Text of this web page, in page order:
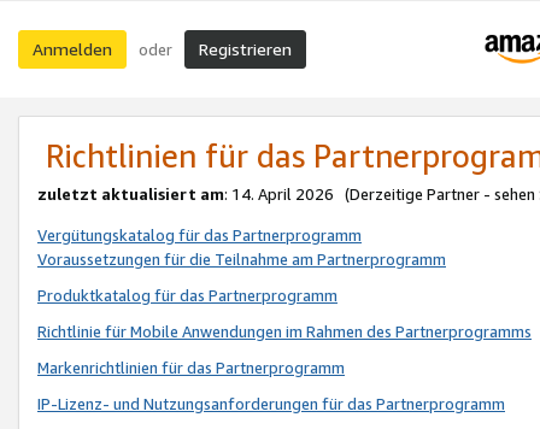
Anmelden oder Registrieren
Richtlinien für das
zuletzt aktualisiert am: 14. April 2026 (Derzeitige Partner - sehen
Vergütungskatalog für das Partnerprogramm
Voraussetzungen für die Teilnahme am Partnerprogramm
Produktkatalog für das Partnerprogramm
Richtlinie für Mobile Anwendungen im Rahmen des Partnerprogramms
Markenrichtlinien für das Partnerprogramm
IP-Lizenz- und Nutzungsanforderungen für das Partnerprogramm